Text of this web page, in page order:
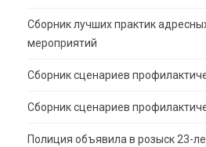
Сборник лучших практик
мероприятий
Сборник сценариев
Сборник сценариев
Полиция объявила в розыск 23-